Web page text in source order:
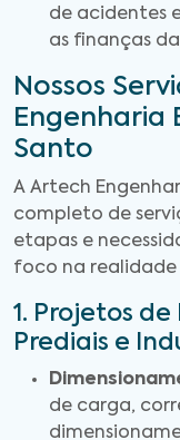
de acidentes
as finanças da
Nossos
Engenharia
Santo
A Artech
completo de
etapas e
foco na realidade
1. Projetos
Prediais e
de carga,